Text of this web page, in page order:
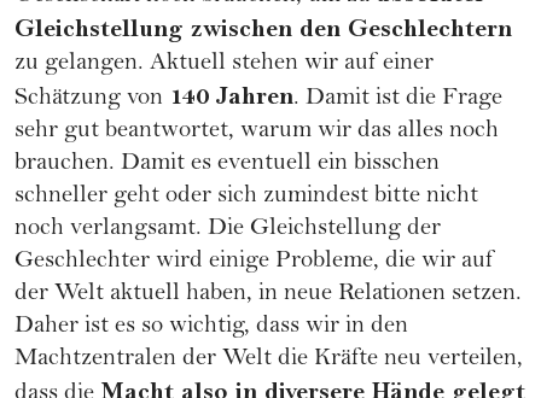
Gleichstellung zwischen den Geschlechtern
zu gelangen. Aktuell stehen wir auf einer
Schätzung von 140 Jahren. Damit ist die Frage
sehr gut beantwortet, warum wir das alles noch
brauchen. Damit es eventuell ein bisschen
schneller geht oder sich zumindest bitte nicht
noch verlangsamt. Die Gleichstellung der
Geschlechter wird einige Probleme, die wir auf
der Welt aktuell haben, in neue Relationen setzen.
Daher ist es so wichtig, dass wir in den
Machtzentralen der Welt die Kräfte neu verteilen,
Macht also in diversere Hände gelegt